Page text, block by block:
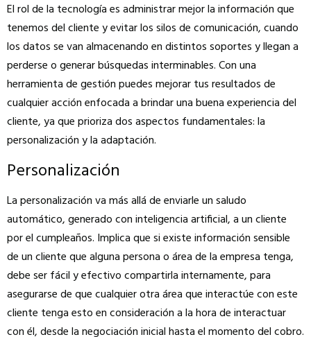
El rol de la tecnología es administrar mejor la información que
tenemos del cliente y evitar los silos de comunicación, cuando
los datos se van almacenando en distintos soportes y llegan a
perderse o generar búsquedas interminables. Con una
herramienta de gestión puedes mejorar tus resultados de
cualquier acción enfocada a brindar una buena experiencia del
cliente, ya que prioriza dos aspectos fundamentales: la
personalización y la adaptación.
Personalización
La personalización va más allá de enviarle un saludo
automático, generado con inteligencia artificial, a un cliente
por el cumpleaños. Implica que si existe información sensible
de un cliente que alguna persona o área de la empresa tenga,
debe ser fácil y efectivo compartirla internamente, para
asegurarse de que cualquier otra área que interactúe con este
cliente tenga esto en consideración a la hora de interactuar
con él, desde la negociación inicial hasta el momento del cobro.